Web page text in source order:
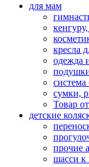
для мам
кресла
одежда
система
сумки,
Товар
детские
прочие
шасси к